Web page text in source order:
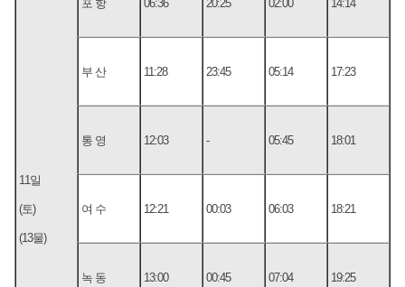
11일
(토)
(13물)
포 항 06:36 20:25 02:00 14:14
부 산 11:28 23:45 05:14 17:23
통 영 12:03 - 05:45 18:01
여 수 12:21 00:03 06:03 18:21
녹 동 13:00 00:45 07:04 19:25